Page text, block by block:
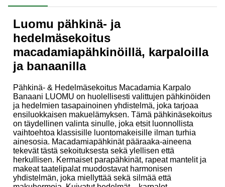
Luomu pähkinä- ja
hedelmäsekoitus
macadamiapähkinöillä, karpaloilla
ja banaanilla
Pähkinä- & Hedelmäsekoitus Macadamia Karpalo
Banaani LUOMU on huolellisesti valittujen pähkinöiden
ja hedelmien tasapainoinen yhdistelmä, joka tarjoaa
ensiluokkaisen makuelämyksen. Tämä pähkinäsekoitus
on täydellinen valinta sinulle, joka etsit luonnollista
vaihtoehtoa klassisille luontomakeisille ilman turhia
ainesosia. Macadamiapähkinät pääraaka-aineena
tekevät tästä sekoituksesta sekä ylellisen että
herkullisen. Kermaiset parapähkinät, rapeat mantelit ja
makeat taatelipalat muodostavat harmonisen
yhdistelmän, joka miellyttää sekä silmää että